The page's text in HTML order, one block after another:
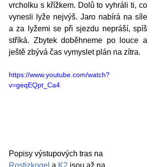
vrcholku s křížkem. Dolů to vyhráli ti, co
vynesli lyže nejvýš. Jaro nabírá na síle
a za lyžemi se při sjezdu nepráší, spíš
stříká. Zbytek doběhneme po louce a
ještě zbývá čas vymyslet plán na zítra.
https://www.youtube.com/watch?
v=geqEQpt_Ca4
Popisy výstupových tras na
Rostizkogel a K2 jsou až na